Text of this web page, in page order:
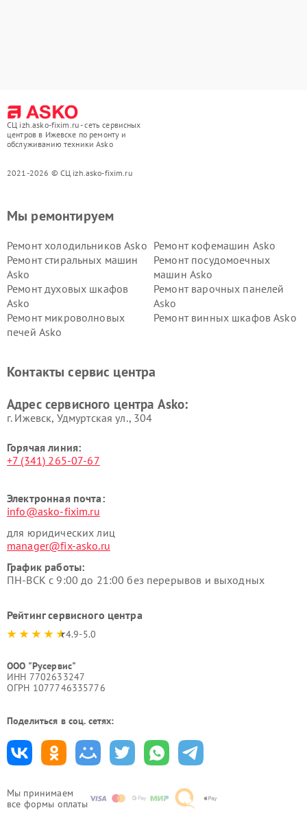
СЦ izh.asko-fixim.ru - сеть сервисных
центров в Ижевске по ремонту и
обслуживанию техники Asko
2021-2026 © СЦ izh.asko-fixim.ru
Мы принимаем
все формы оплаты
Мы ремонтируем
Ремонт холодильников Asko Ремонт кофемашин Asko
Ремонт стиральных машин
Asko
Ремонт посудомоечных
машин Asko
Ремонт духовых шкафов
Asko
Ремонт варочных панелей
Asko
Ремонт микроволновых
печей Asko
Ремонт винных шкафов Asko
Ремонт подогревателей
Ремонт промышленных
Asko
Контакты сервис центра
Адрес сервисного центра Asko:
г. Ижевск, Удмуртская ул., 304
Горячая линия:
+7 (341) 265-07-67
Электронная почта:
info@asko-fixim.ru
для юридических лиц
manager@fix-asko.ru
График работы:
ПН-ВСК с 9:00 до 21:00 без перерывов и выходных
Рейтинг сервисного центра
4.9-5.0
ООО "Русервис"
ИНН 7702633247
ОГРН 1077746335776
Поделиться в соц. сетях: